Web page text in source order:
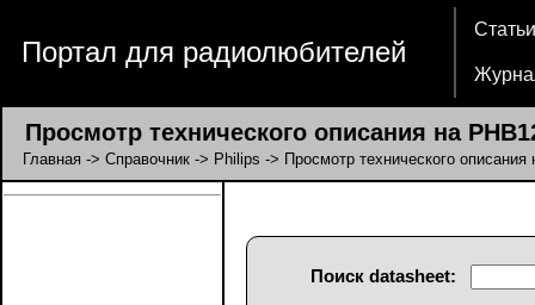
Портал для радиолюбителей
Статьи
Просмотр технического описания на
Главная -> Справочник -> Philips -> Просмотр технического описания
Поиск datasheet: